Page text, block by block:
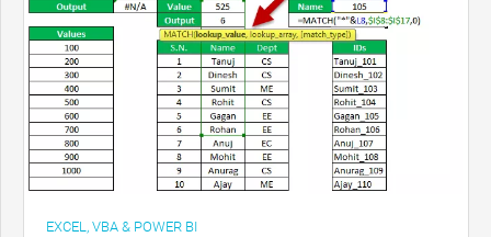
EXCEL, VBA & POWER BI